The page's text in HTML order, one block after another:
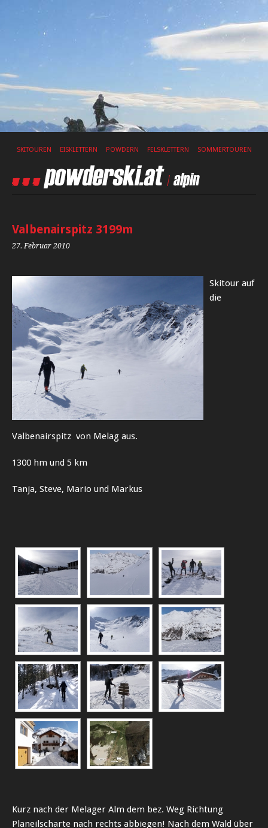
SKITOUREN EISKLETTERN POWDERN FELSKLETTERN SOMMERTOUREN
Valbenairspitz 3199m
27. Februar 2010
Skitour auf
die
Valbenairspitz von Melag aus.
1300 hm und 5 km
Tanja, Steve, Mario und Markus
Kurz nach der Melager Alm dem bez. Weg Richtung
Planeilscharte nach rechts abbiegen! Nach dem Wald über